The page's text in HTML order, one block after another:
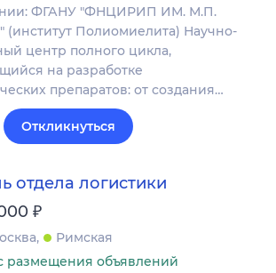
ФГАНУ "ФНЦИРИП ИМ. М.П.
Полиомиелита) Научно-
центр полного цикла,
на разработке
препаратов: от создания…
Откликнуться
отдела логистики
₽
Римская
размещения объявлений